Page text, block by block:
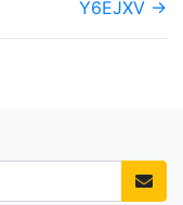
Y6EJXV →